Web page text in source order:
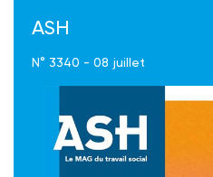
ASH
N° 3340 - 08 juillet